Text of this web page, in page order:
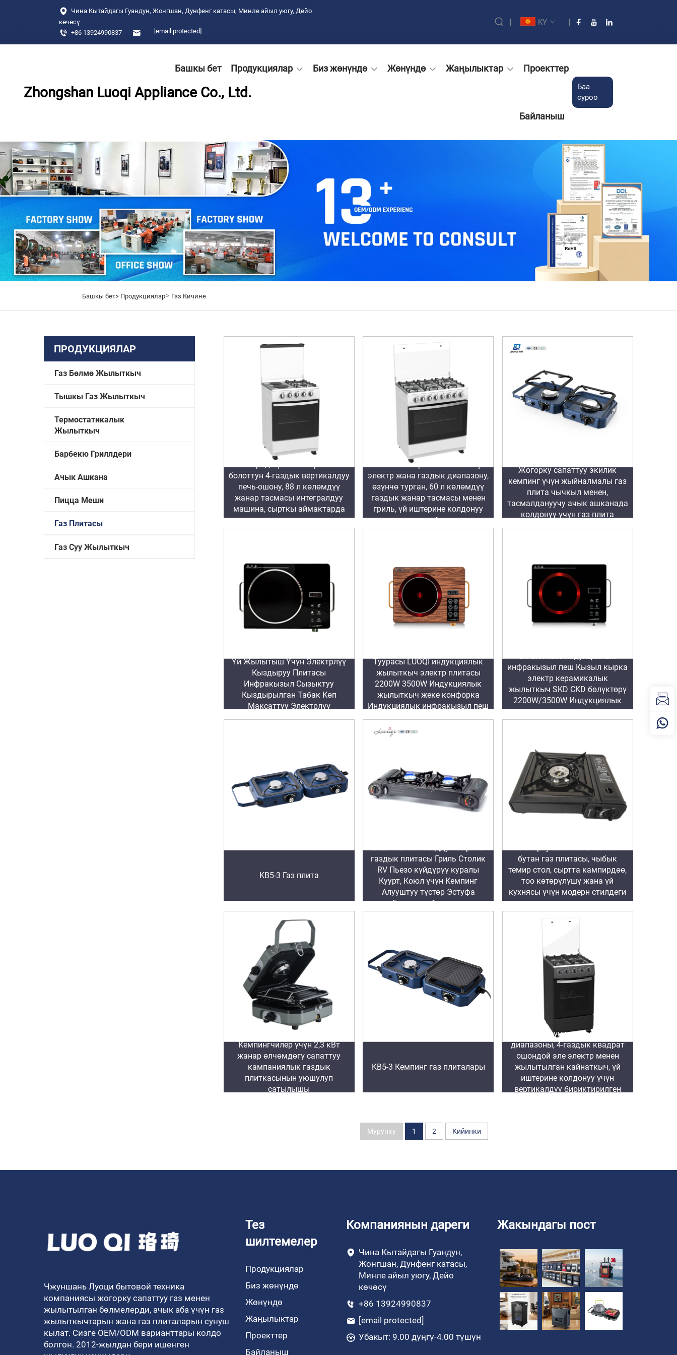
Чина Кытайдагы Гуандун, Жонгшан, Дунфенг катасы, Минле айыл уюгу, Дейо
көчөсү
+86 13924990837
[email protected]
KY
Zhongshan Luoqi Appliance Co., Ltd.
Башкы бет Продукциялар Биз жөнүндө Жөнүндө Жаңылыктар Проекттер
Байланыш
Баа
суроо
Башкы бет> Продукциялар> Газ Кичине
ПРОДУКЦИЯЛАР
Газ Бөлмө Жылыткыч
Тышкы Газ Жылыткыч
Термостатикалык
Жылыткыч
Барбекю Гриллдери
Ачык Ашкана
Пицца Меши
Газ Плитасы
Газ Суу Жылыткыч
OEM традициялык нержиссиз
болоттун 4-газдык вертикалдуу
печь-ошону, 88 л көлөмдүү
жанар тасмасы интегралдуу
машина, сырткы аймактарда
колдонуу үчүн өзүнчө турган
30-инчтик нержиссиз болоттун
электр жана газдык диапазону,
өзүнчө турган, 60 л көлөмдүү
газдык жанар тасмасы менен
гриль, үй иштерине колдонуу
үчүн сырткы аймактарда
Жогорку сапаттуу экилик
кемпинг үчүн жыйналмалы газ
плита чычкыл менен,
тасмалдануучу ачык ашканада
колдонуу үчүн газ плита
Үй Жылытыш Үчүн Электрлүү
Кыздыруу Плитасы
Инфракызыл Сызыктуу
Кыздырылган Табак Көп
Максаттуу Электрлүү
Керамикалык Плита
Туурасы LUOQI индукциялык
жылыткыч электр плитасы
2200W 3500W Индукциялык
жылыткыч жеке конфорка
Индукциялык инфракызыл пеш
Smart Жеке индукциялык
инфракызыл пеш Кызыл кырка
электр керамикалык
жылыткыч SKD CKD бөлүктөрү
2200W/3500W Индукциялык
жылыткыч үстү
KB5-3 Газ плита
2025 Жылы заводдун сырткы
газдык плитасы Гриль Столик
RV Пьезо күйдүрүү куралы
Куурт, Коюл үчүн Кемпинг
Алууштуу түстөр Эстуфа
Газдык кайнаткыч
Жогорку сапаттагы көчмө
бутан газ плитасы, чыбык
темир стол, сыртта кампирдөө,
тоо көтөрүлүшү жана үй
кухнясы үчүн модерн стилдеги
жанар құрылгылар
Кемпингчилер үчүн 2,3 кВт
жанар өлчөмдөгү сапаттуу
кампаниялык газдык
плиткасынын уюшулуп
сатылышы
KB5-3 Кемпинг газ плиталары
Сырткы өзүнчө турган кухня
диапазоны, 4-газдык квадрат
ошондой эле электр менен
жылытылган кайнаткыч, үй
иштерине колдонуу үчүн
вертикалдуу бириктирилген
Мурунку 1 2 Кийинки
Чжуншань Луоци бытовой техника
компаниясы жогорку сапаттуу газ менен
жылытылган бөлмелерди, ачык аба үчүн газ
жылыткычтарын жана газ плиталарын сунуш
кылат. Сизге OEM/ODM варианттары колдо
болгон. 2012-жылдан бери ишенген
Тез
шилтемелер
Продукциялар
Биз жөнүндө
Жөнүндө
Жаңылыктар
Проекттер
Байланыш
Компаниянын дареги
Чина Кытайдагы Гуандун,
Жонгшан, Дунфенг катасы,
Минле айыл уюгу, Дейо
көчөсү
+86 13924990837
[email protected]
Убакыт: 9.00 дүңгү-4.00 түшүн
Жакындагы пост